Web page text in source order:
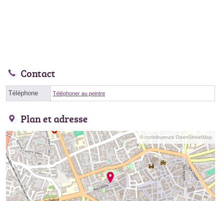
Contact
Téléphone Téléphoner au peintre
Plan et adresse
© contributeurs OpenStreetMap